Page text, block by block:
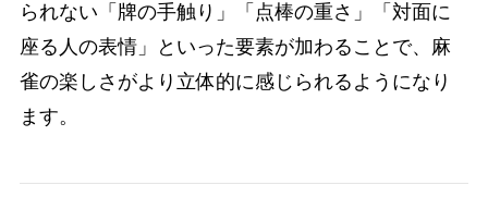
られない「牌の手触り」「点棒の重さ」「対面に
座る人の表情」といった要素が加わることで、麻
雀の楽しさがより立体的に感じられるようになり
ます。